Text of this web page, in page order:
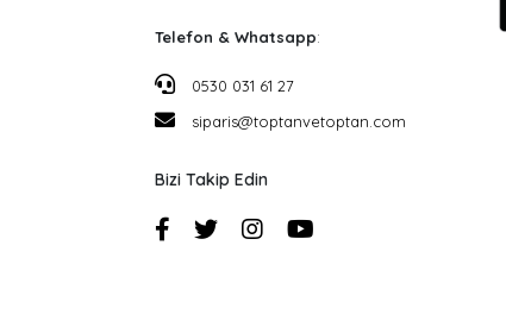
Telefon & Whatsapp:
0530 031 61 27
siparis@toptanvetoptan.com
Bizi Takip Edin